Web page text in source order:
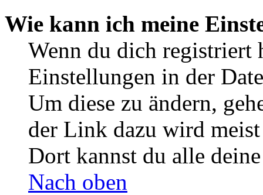
Wie kann ich meine
Wenn du dich registriert
Einstellungen in der
Um diese zu ändern,
der Link dazu wird
Dort kannst du alle
Nach oben